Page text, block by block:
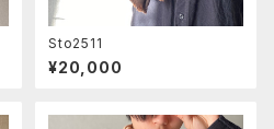
Sto2511
¥20,000